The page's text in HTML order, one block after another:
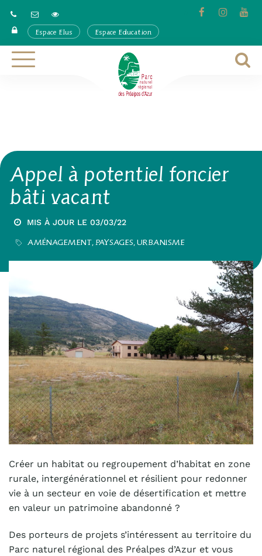
Lien
Facebook
Lien
Espace Elus Espace Education
Aller
à
Appel à potentiel foncier
bâti vacant
MIS À JOUR LE 03/03/22
AMÉNAGEMENT, PAYSAGES, URBANISME
Créer un habitat ou regroupement d’habitat en zone
rurale, intergénérationnel et résilient pour redonner
vie à un secteur en voie de désertification et mettre
en valeur un patrimoine abandonné ?
Des porteurs de projets s’intéressent au territoire du
Parc naturel régional des Préalpes d’Azur et vous